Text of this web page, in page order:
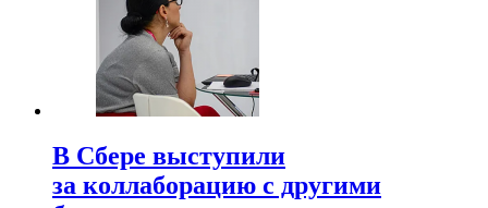
В Сбере выступили
за коллаборацию с другими